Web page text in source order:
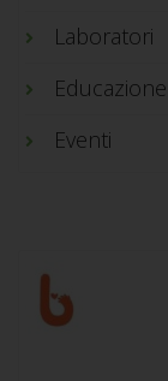
Laboratori
Educazione
Eventi